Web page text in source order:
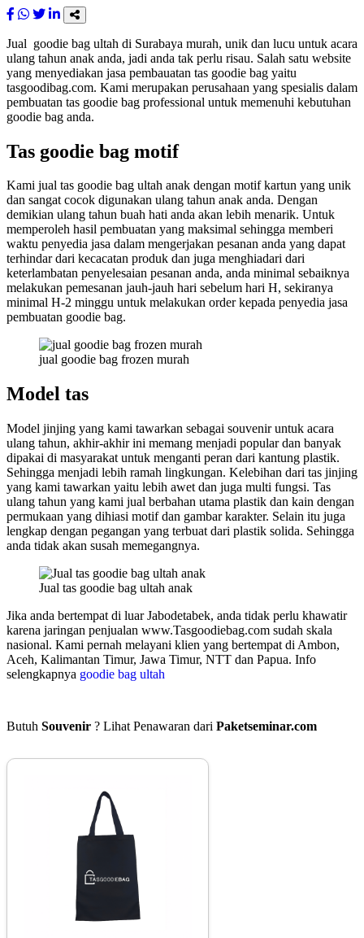
Jual goodie bag ultah di Surabaya murah, unik dan lucu untuk acara
ulang tahun anak anda, jadi anda tak perlu risau. Salah satu website
yang menyediakan jasa pembauatan tas goodie bag yaitu
tasgoodibag.com. Kami merupakan perusahaan yang spesialis dalam
pembuatan tas goodie bag professional untuk memenuhi kebutuhan
goodie bag anda.
Tas goodie bag motif
Kami jual tas goodie bag ultah anak dengan motif kartun yang unik
dan sangat cocok digunakan ulang tahun anak anda. Dengan
demikian ulang tahun buah hati anda akan lebih menarik. Untuk
memperoleh hasil pembuatan yang maksimal sehingga memberi
waktu penyedia jasa dalam mengerjakan pesanan anda yang dapat
terhindar dari kecacatan produk dan juga menghiadari dari
keterlambatan penyelesaian pesanan anda, anda minimal sebaiknya
melakukan pemesanan jauh-jauh hari sebelum hari H, sekiranya
minimal H-2 minggu untuk melakukan order kepada penyedia jasa
pembuatan goodie bag.
jual goodie bag frozen murah
Model tas
Model jinjing yang kami tawarkan sebagai souvenir untuk acara
ulang tahun, akhir-akhir ini memang menjadi popular dan banyak
dipakai di masyarakat untuk menganti peran dari kantung plastik.
Sehingga menjadi lebih ramah lingkungan. Kelebihan dari tas jinjing
yang kami tawarkan yaitu lebih awet dan juga multi fungsi. Tas
ulang tahun yang kami jual berbahan utama plastik dan kain dengan
permukaan yang dihiasi motif dan gambar karakter. Selain itu juga
lengkap dengan pegangan yang terbuat dari plastik solida. Sehingga
anda tidak akan susah memegangnya.
Jual tas goodie bag ultah anak
Jika anda bertempat di luar Jabodetabek, anda tidak perlu khawatir
karena jaringan penjualan www.Tasgoodiebag.com sudah skala
nasional. Kami pernah melayani klien yang bertempat di Ambon,
Aceh, Kalimantan Timur, Jawa Timur, NTT dan Papua. Info
selengkapnya goodie bag ultah
Butuh Souvenir ? Lihat Penawaran dari Paketseminar.com